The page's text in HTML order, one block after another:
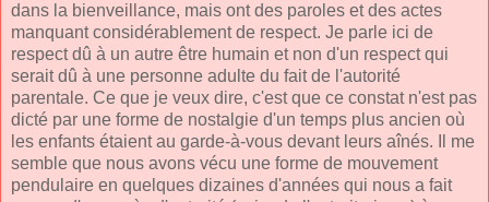
dans la bienveillance, mais ont des paroles et des actes
manquant considérablement de respect. Je parle ici de
respect dû à un autre être humain et non d'un respect qui
serait dû à une personne adulte du fait de l'autorité
parentale. Ce que je veux dire, c'est que ce constat n'est pas
dicté par une forme de nostalgie d'un temps plus ancien où
les enfants étaient au garde-à-vous devant leurs aînés. Il me
semble que nous avons vécu une forme de mouvement
pendulaire en quelques dizaines d'années qui nous a fait